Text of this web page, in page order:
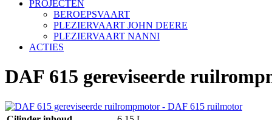
PROJECTEN
BEROEPSVAART
PLEZIERVAART JOHN DEERE
PLEZIERVAART NANNI
ACTIES
DAF 615 gereviseerde